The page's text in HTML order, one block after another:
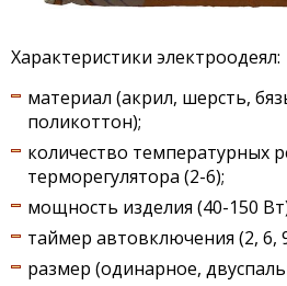
Характеристики электроодеял:
материал (акрил, шерсть,
поликоттон);
количество температурных
терморегулятора (2-6);
мощность изделия (40-150
таймер автовключения (2, 6,
размер (одинарное,